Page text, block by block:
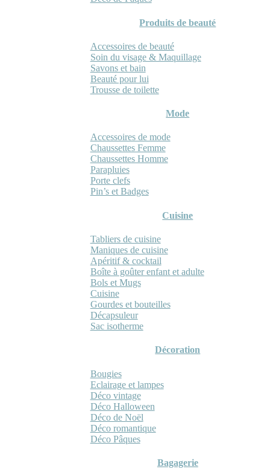
Produits de beauté
Accessoires de beauté
Soin du visage & Maquillage
Savons et bain
Beauté pour lui
Trousse de toilette
Mode
Accessoires de mode
Chaussettes Femme
Chaussettes Homme
Parapluies
Porte clefs
Pin’s et Badges
Cuisine
Tabliers de cuisine
Maniques de cuisine
Apéritif & cocktail
Boîte à goûter enfant et adulte
Bols et Mugs
Cuisine
Gourdes et bouteilles
Décapsuleur
Sac isotherme
Décoration
Bougies
Eclairage et lampes
Déco vintage
Déco Halloween
Déco de Noël
Déco romantique
Déco Pâques
Bagagerie